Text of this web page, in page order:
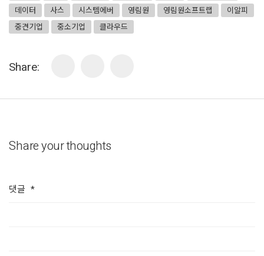
데이터
사스 시스템에버 영림원 영림원소프트랩
이알피
중견기업
중소기업 클라우드
Share:
Share your thoughts
댓글 *